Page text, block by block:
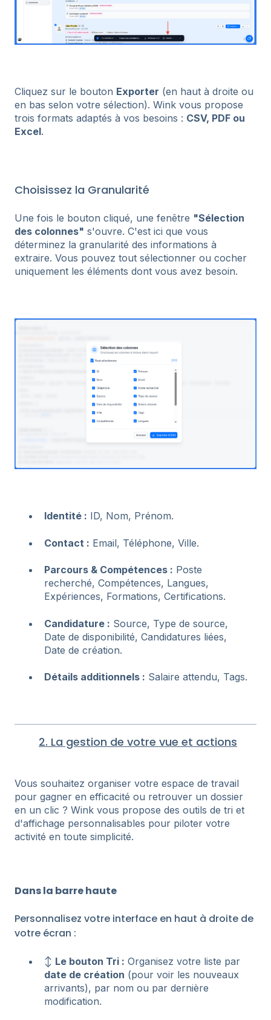
Cliquez sur le bouton Exporter (en haut à droite ou
en bas selon votre sélection). Wink vous propose
trois formats adaptés à vos besoins : CSV, PDF ou
Excel.
Choisissez la Granularité
Une fois le bouton cliqué, une fenêtre "Sélection
des colonnes" s'ouvre. C'est ici que vous
déterminez la granularité des informations à
extraire. Vous pouvez tout sélectionner ou cocher
uniquement les éléments dont vous avez besoin.
Identité : ID, Nom, Prénom.
Contact : Email, Téléphone, Ville.
Parcours & Compétences : Poste
recherché, Compétences, Langues,
Expériences, Formations, Certifications.
Candidature : Source, Type de source,
Date de disponibilité, Candidatures liées,
Date de création.
Détails additionnels : Salaire attendu, Tags.
2. La gestion de votre vue et actions
Vous souhaitez organiser votre espace de travail
pour gagner en efficacité ou retrouver un dossier
en un clic ? Wink vous propose des outils de tri et
d'affichage personnalisables pour piloter votre
activité en toute simplicité.
Dans la barre haute
Personnalisez votre interface en haut à droite de
votre écran :
↕️ Le bouton Tri : Organisez votre liste par
date de création (pour voir les nouveaux
arrivants), par nom ou par dernière
modification.